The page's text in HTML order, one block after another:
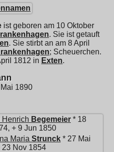
ist geboren am 10 Oktober
. Sie ist getauft
. Sie stirbt an am 8 April
; Scheuerchen.
1812 in Exten.
1890
Henrich Begemeier * 18
+ 9 Jun 1850
Maria Strunck * 27 Mai
23 Nov 1854